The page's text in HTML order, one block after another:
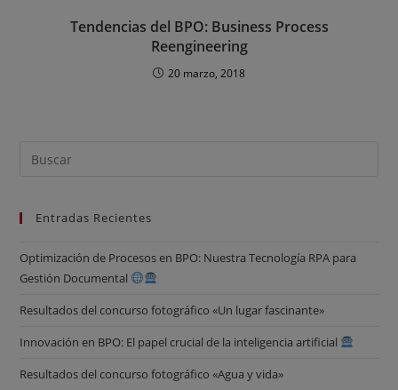
Tendencias del BPO: Business Process
Reengineering
20 marzo, 2018
Entradas Recientes
Optimización de Procesos en BPO: Nuestra Tecnología RPA para
Gestión Documental
Resultados del concurso fotográfico «Un lugar fascinante»
Innovación en BPO: El papel crucial de la inteligencia artificial
Resultados del concurso fotográfico «Agua y vida»